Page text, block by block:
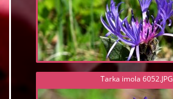
Tarka imola 6052.JPG